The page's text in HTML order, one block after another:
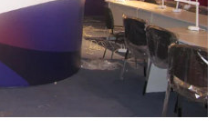
стойки
ресепшн
мобильных стоек ресепш по
для мероприятий и
презентаций